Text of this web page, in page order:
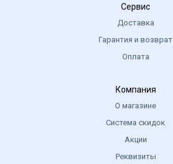
Сервис
Доставка
Гарантия и возврат
Оплата
Компания
О магазине
Система скидок
Акции
Реквизиты